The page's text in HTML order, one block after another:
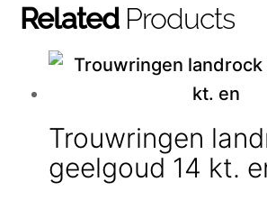
RelatedProducts
Trouwringen
geelgoud 14 kt.